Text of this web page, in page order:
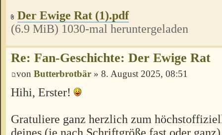
Der Ewige Rat (1).pdf
(6.9 MiB) 1030-mal heruntergeladen
Re: Fan-Geschichte: Der Ewige Rat
von Butterbrotbär » 8. August 2025, 08:51
Hihi, Erster!
Gratuliere ganz herzlich zum